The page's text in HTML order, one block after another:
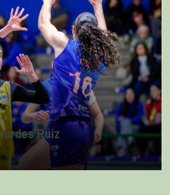
Ruiz